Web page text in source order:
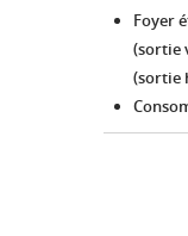
Foyer
(sortie
(sortie